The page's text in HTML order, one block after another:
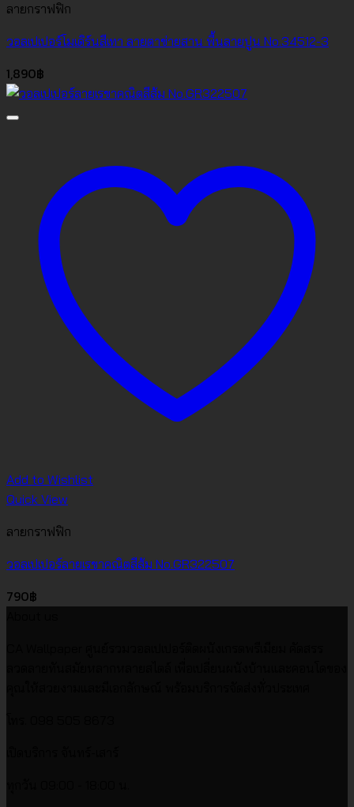
ลายกราฟฟิก
วอลเปเปอร์โมเดิร์นสีเทา ลายตาข่ายสาน พื้นลายปูน No.34512-3
1,890฿
Add to Wishlist
Quick View
ลายกราฟฟิก
วอลเปเปอร์ลายเรขาคณิตสีส้ม No.GR322507
790฿